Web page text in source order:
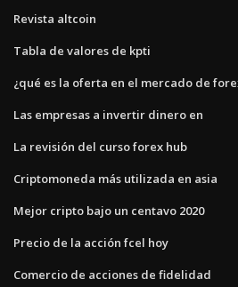
Revista altcoin
Tabla de valores de kpti
¿qué es la oferta en el mercado de
Las empresas a invertir dinero en
La revisión del curso forex hub
Criptomoneda más utilizada en asia
Mejor cripto bajo un centavo 2020
Precio de la acción fcel hoy
Comercio de acciones de fidelidad